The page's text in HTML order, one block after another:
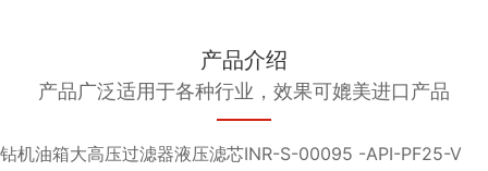
产品介绍
产品广泛适用于各种行业，效果可媲美进口产品
钻机油箱大高压过滤器液压滤芯INR-S-00095 -API-PF25-V